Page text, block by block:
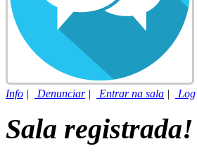
Info | Denunciar| Entrar na sala | Log
Sala registrada!